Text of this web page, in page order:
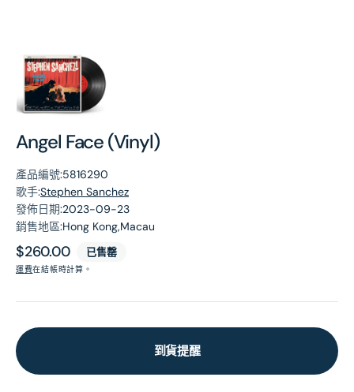
Angel Face (Vinyl)
產品編號:5816290
歌手:Stephen Sanchez
發佈日期:2023-09-23
銷售地區:Hong Kong,Macau
原
價
$260.00 已售罄
運費在結帳時計算。
到貨提醒